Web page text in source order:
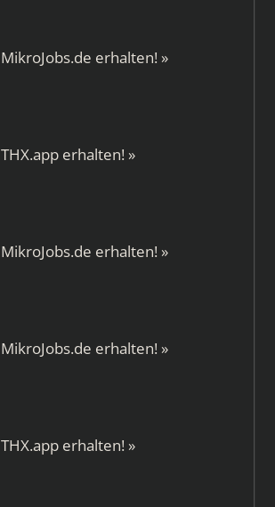
MikroJobs.de erhalten! »
THX.apperhalten! »
MikroJobs.de erhalten! »
MikroJobs.de erhalten! »
THX.apperhalten! »